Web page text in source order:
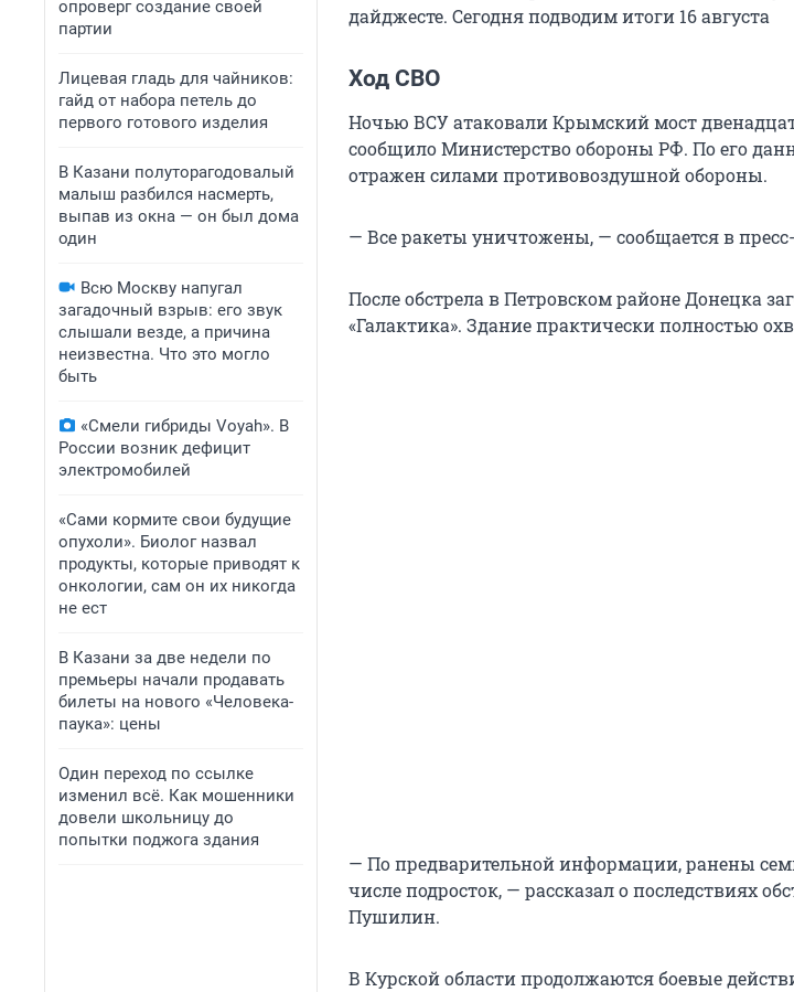
опроверг создание своей
партии
Лицевая гладь для чайников:
гайд от набора петель до
первого готового изделия
В Казани полуторагодовалый
малыш разбился насмерть,
выпав из окна — он был дома
один
Всю Москву напугал
загадочный взрыв: его звук
слышали везде, а причина
неизвестна. Что это могло
быть
«Смели гибриды Voyah». В
России возник дефицит
электромобилей
«Сами кормите свои будущие
опухоли». Биолог назвал
продукты, которые приводят к
онкологии, сам он их никогда
не ест
В Казани за две недели по
премьеры начали продавать
билеты на нового «Человека-
паука»: цены
Один переход по ссылке
изменил всё. Как мошенники
довели школьницу до
попытки поджога здания
дайджесте. Сегодня подводим итоги 16 августа
Ход СВО
Ночью ВСУ атаковали Крымский мост
сообщило Министерство обороны РФ. По его
отражен силами противовоздушной обороны.
— Все ракеты уничтожены, — сообщается в
После обстрела в Петровском районе Донецка
«Галактика». Здание практически полностью
— По предварительной информации, ранены
числе подросток, — рассказал о последствиях
Пушилин.
В Курской области продолжаются боевые